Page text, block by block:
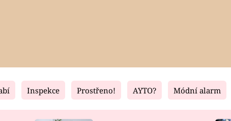
Fresh Living
Inspekce Prostřeno! AYTO? Módní alarm